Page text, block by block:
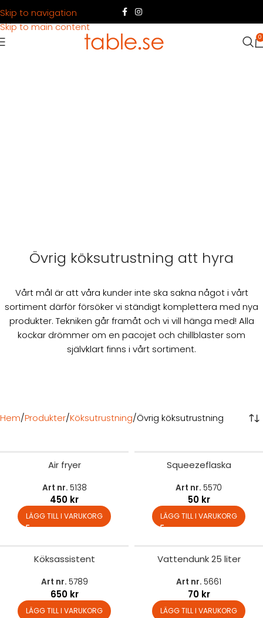
Skip to navigation
Skip to main content
0
Övrig köksutrustning att hyra
Vårt mål är att våra kunder inte ska sakna något i vårt
sortiment därför försöker vi ständigt komplettera med nya
produkter. Tekniken går framåt och vi vill hänga med! Alla
kockar drömmer om en pacojet och chillblaster som
självklart finns i vårt sortiment.
Hem Produkter Köksutrustning Övrig köksutrustning
Air fryer
Art nr. 5138
450 kr
LÄGG TILL I VARUKORG
Squeezeflaska
Art nr. 5570
50 kr
LÄGG TILL I VARUKORG
Köksassistent
Art nr. 5789
650 kr
LÄGG TILL I VARUKORG
Vattendunk 25 liter
Art nr. 5661
70 kr
LÄGG TILL I VARUKORG